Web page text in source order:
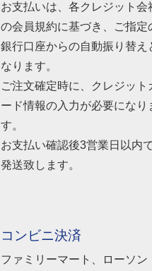
お支払いは、各クレジット会
の会員規約に基づき、ご指定
銀行口座からの自動振り替え
なります。
ご注文確定時に、クレジット
ード情報の入力が必要になり
す。
お支払い確認後3営業日以内
発送致します。
コンビニ決済
ファミリーマート、ローソン